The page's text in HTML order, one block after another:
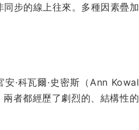
步的線上往來。多種因素疊加
·科瓦爾·史密斯（Ann Kowal
者都經歷了劇烈的、結構性的